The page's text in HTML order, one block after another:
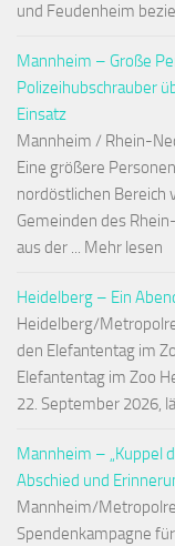
und Feudenheim
Mannheim – Große
Polizeihubschrauber
Einsatz
Mannheim / Rhein-
Eine größere
nordöstlichen Bereich
Gemeinden des
aus der ... Mehr lesen
Heidelberg – Ein
Heidelberg/
den Elefantentag im
Elefantentag im Zoo
22. September 2026,
Mannheim – „Kuppel
Abschied und
Mannheim/
Spendenkampagne